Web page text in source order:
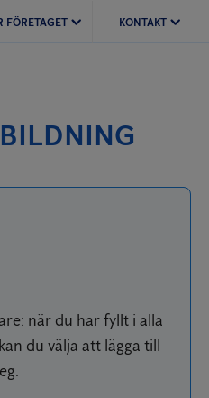
FÖRETAGET KONTAKT
när du har fyllt i alla
du välja att lägga till